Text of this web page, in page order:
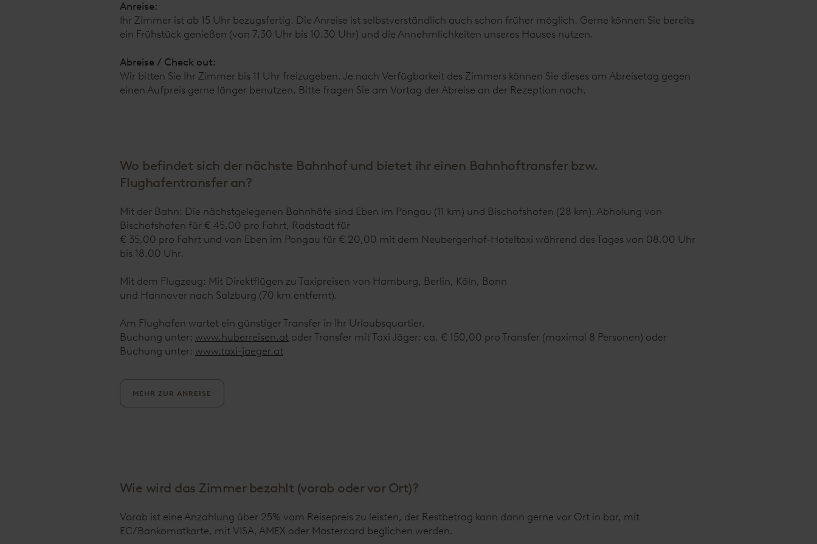
a
h
Anreise:
Ihr Zimmer ist ab 15 Uhr bezugsfertig. Die Anreise ist selbstverständlich auch schon früher möglich. Gerne können Sie bereits
ein Frühstück genießen (von 7.30 Uhr bis 10.30 Uhr) und die Annehmlichkeiten unseres Hauses nutzen.
Abreise / Check out:
Wir bitten Sie Ihr Zimmer bis 11 Uhr freizugeben. Je nach Verfügbarkeit des Zimmers können Sie dieses am Abreisetag gegen
einen Aufpreis gerne länger benutzen. Bitte fragen Sie am Vortag der Abreise an der Rezeption nach.
Wo befindet sich der nächste Bahnhof und bietet ihr einen Bahnhoftransfer bzw.
Flughafentransfer an?
Mit der Bahn: Die nächstgelegenen Bahnhöfe sind Eben im Pongau (11 km) und Bischofshofen (28 km). Abholung von
Bischofshofen für € 45,00 pro Fahrt, Radstadt für
€ 35,00 pro Fahrt und von Eben im Pongau für € 20,00 mit dem Neubergerhof-Hoteltaxi während des Tages von 08.00 Uhr
bis 18.00 Uhr.
Mit dem Flugzeug: Mit Direktflügen zu Taxipreisen von Hamburg, Berlin, Köln, Bonn
und Hannover nach Salzburg (70 km entfernt).
Am Flughafen wartet ein günstiger Transfer in Ihr Urlaubsquartier.
Buchung unter: www.huberreisen.at oder Transfer mit Taxi Jäger: ca. € 150,00 pro Transfer (maximal 8 Personen) oder
Buchung unter: www.taxi-jaeger.at
MEHR ZUR ANREISE
Wie wird das Zimmer bezahlt (vorab oder vor Ort)?
Vorab ist eine Anzahlung über 25% vom Reisepreis zu leisten, der Restbetrag kann dann gerne vor Ort in bar, mit
EC/Bankomatkarte, mit VISA, AMEX oder Mastercard beglichen werden.